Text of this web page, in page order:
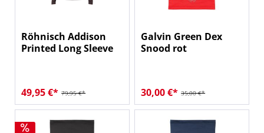
Röhnisch Addison
Printed Long Sleeve
79,95 €*
49,95 €*
Galvin Green Dex
Snood rot
35,00 €*
30,00 €*